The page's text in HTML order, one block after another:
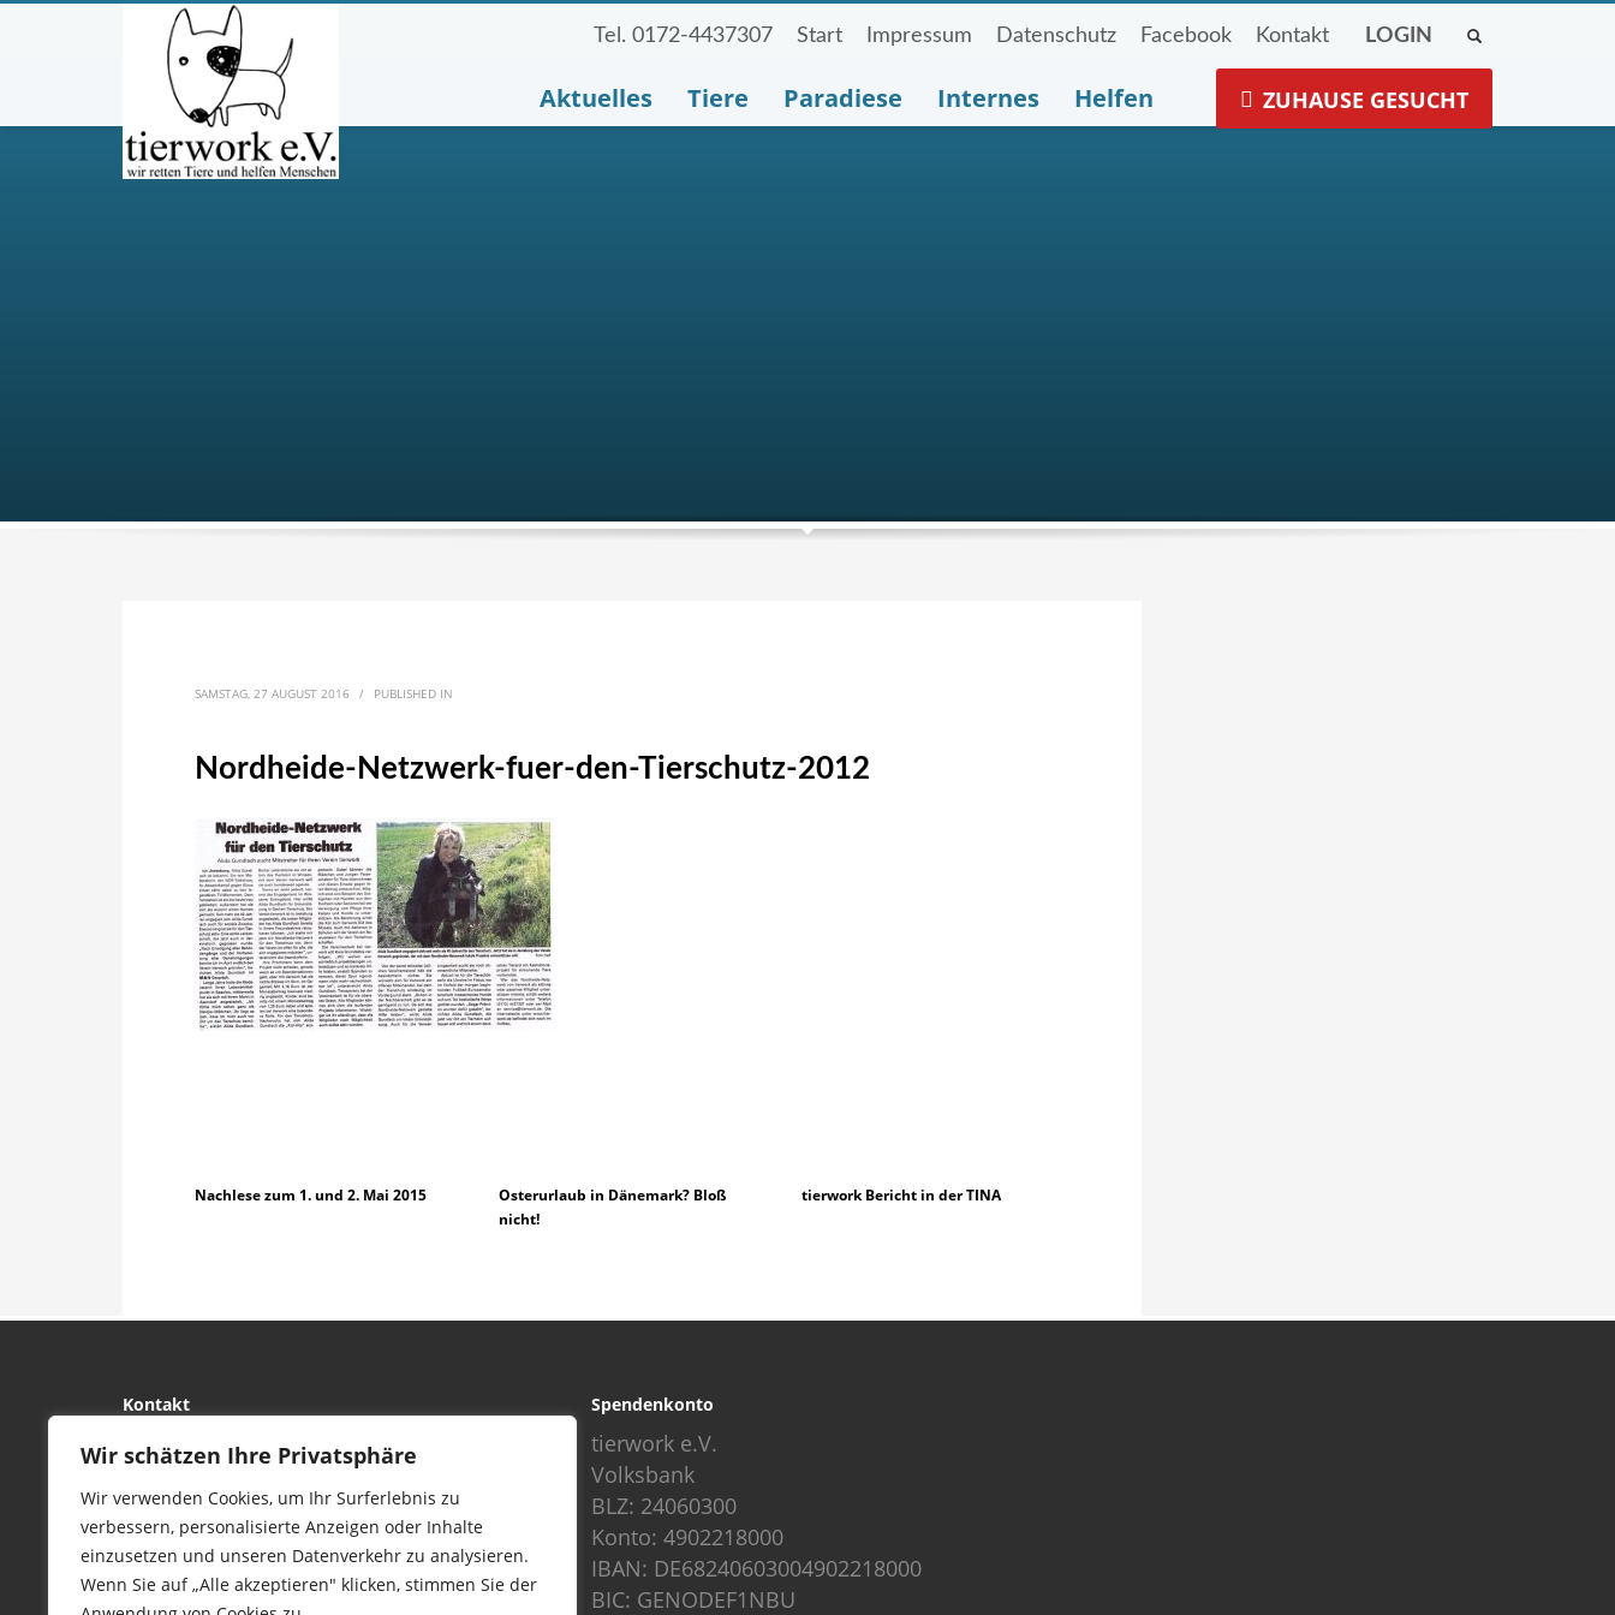
Wir schätzen Ihre Privatsphäre
Wir verwenden Cookies, um Ihr Surferlebnis zu
verbessern, personalisierte Anzeigen oder Inhalte
einzusetzen und unseren Datenverkehr zu analysieren.
Wenn Sie auf „Alle akzeptieren" klicken, stimmen Sie der
Tel. 0172-4437307 Start Impressum Datenschutz Facebook Kontakt LOGIN
Aktuelles Tiere Paradiese Internes Helfen ZUHAUSE GESUCHT
SAMSTAG, 27 AUGUST 2016 / PUBLISHED IN
Nordheide-Netzwerk-fuer-den-Tierschutz-2012
Nachlese zum 1. und 2. Mai 2015
Osterurlaub in Dänemark? Bloß
nicht!
tierwork Bericht in der TINA
Kontakt
tierwork e.V.
Im alten Dorf 4
Tel 0172-4437307
service@tierwork.de
Spendenkonto
tierwork e.V.
Volksbank
BLZ: 24060300
Konto: 4902218000
IBAN: DE68240603004902218000
BIC: GENODEF1NBU